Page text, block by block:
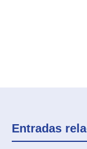
Entradas